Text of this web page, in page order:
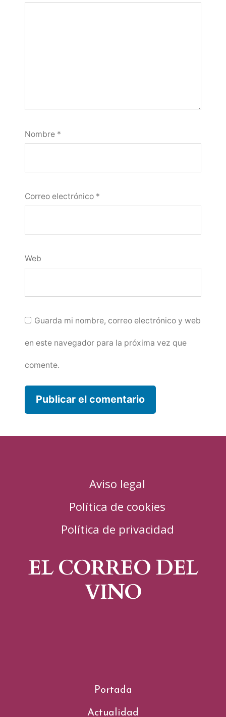
Nombre *
Correo electrónico *
Web
Guarda mi nombre, correo electrónico y web
en este navegador para la próxima vez que
comente.
Aviso legal
Política de cookies
Política de privacidad
EL CORREO DEL
VINO
Portada
Actualidad